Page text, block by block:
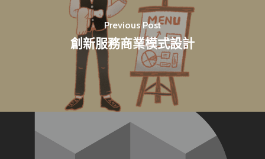
Previous Post
創新服務商業模式設計